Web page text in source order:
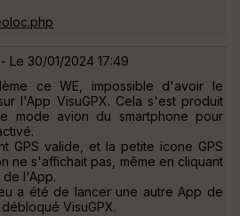
Le 30/01/2024 17:49
ce WE, impossible d'avoir le
l'App VisuGPX. Cela s'est produit
mode avion du smartphone pour
GPS valide, et la petite icone GPS
ne s'affichait pas, même en cliquant
de l'App.
a été de lancer une autre App de
VisuGPX.